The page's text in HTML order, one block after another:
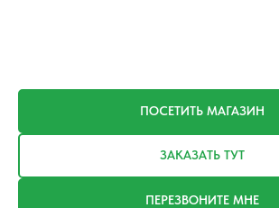
ПОСЕТИТЬ МАГАЗИН
ЗАКАЗАТЬ ТУТ
ПЕРЕЗВОНИТЕ МНЕ